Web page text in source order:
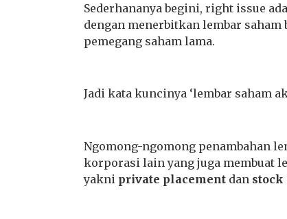
Sederhananya begini, right issue
dengan menerbitkan lembar
pemegang saham lama.
Jadi kata kuncinya ‘lembar saham
Ngomong-ngomong penambahan
korporasi lain yang juga membuat
yakni private placement dan